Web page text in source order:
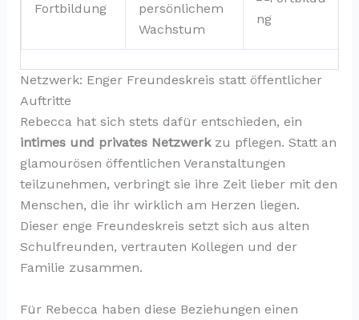
Fortbildung
persönlichem
Wachstum
Netzwerk: Enger Freundeskreis statt öffentlicher
Auftritte
Rebecca hat sich stets dafür entschieden, ein
intimes und privates Netzwerkzu pflegen. Statt an
glamourösen öffentlichen Veranstaltungen
teilzunehmen, verbringt sie ihre Zeit lieber mit den
Menschen, die ihr wirklich am Herzen liegen.
Dieser enge Freundeskreis setzt sich aus alten
Schulfreunden, vertrauten Kollegen und der
Familie zusammen.
Für Rebecca haben diese Beziehungen einen